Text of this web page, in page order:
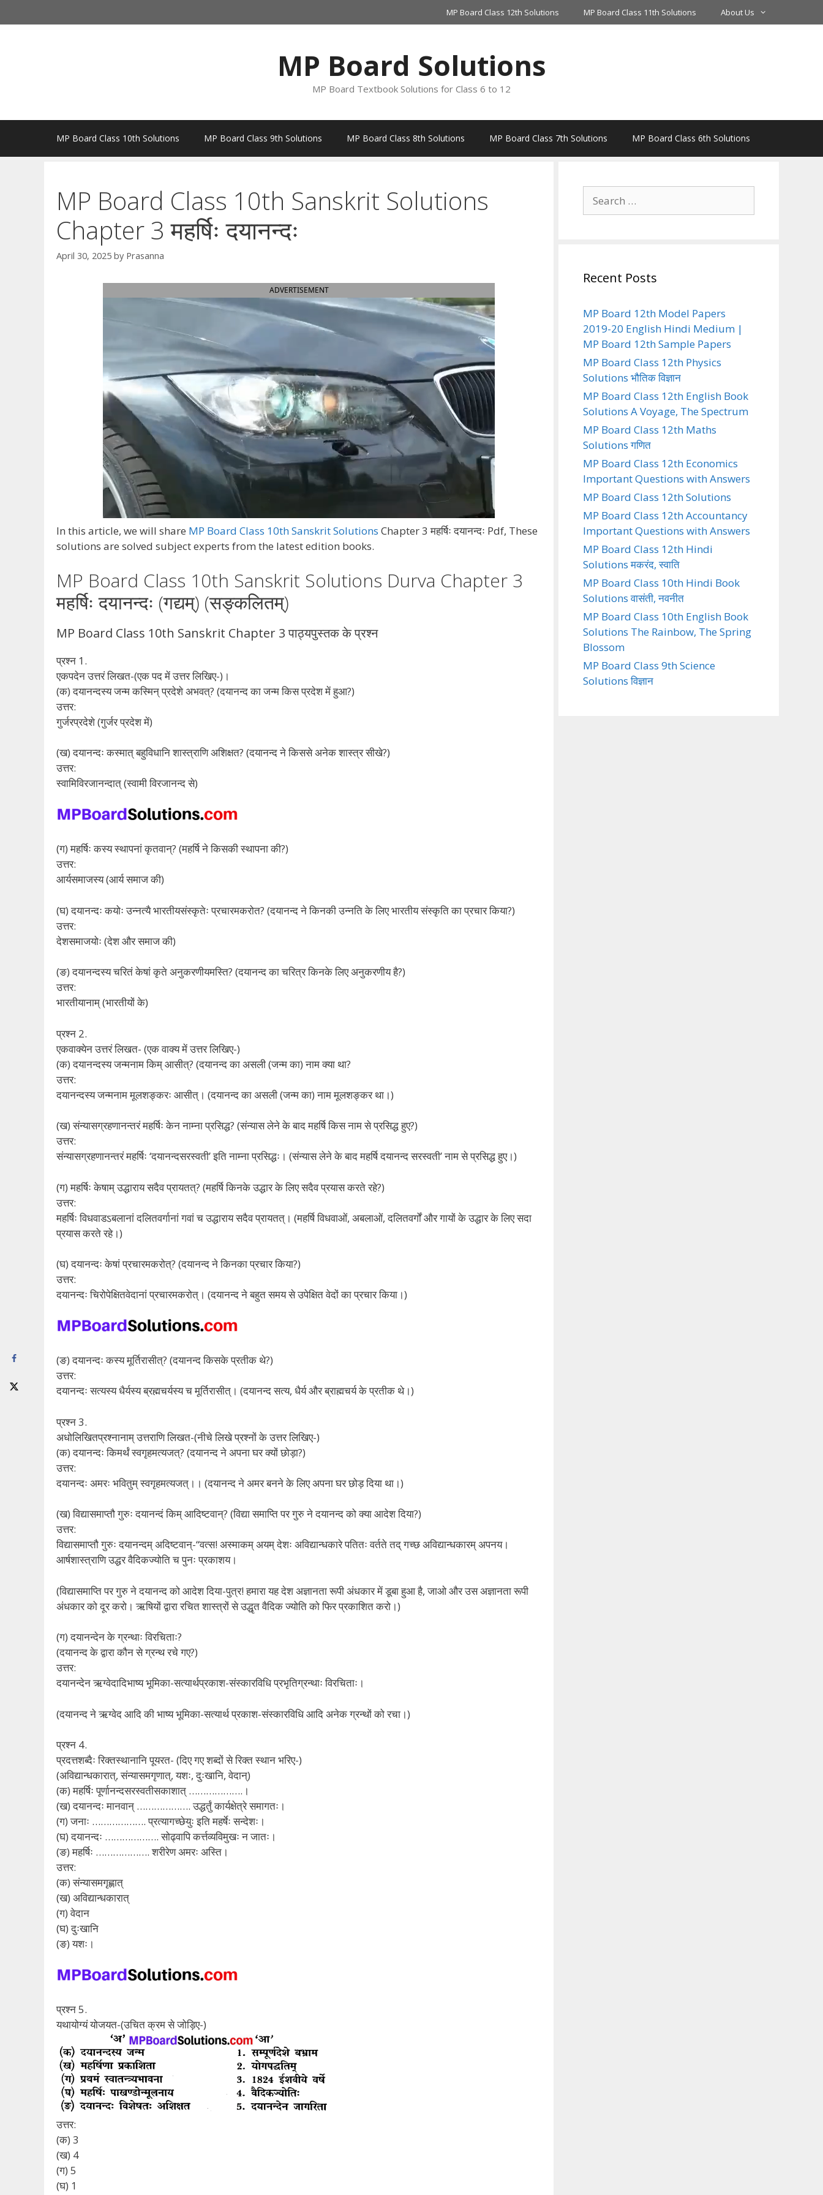
to
MP Board Class 12th Solutions MP Board Class 11th Solutions About Us
MP Board Solutions
MP Board Textbook Solutions for Class 6 to 12
MP Board Class 10th Solutions MP Board Class 9th Solutions MP Board Class 8th Solutions MP Board Class 7th Solutions MP Board Class 6th Solutions
MP Board Class 10th Sanskrit Solutions
Chapter 3 महर्षिः दयानन्दः
April 30, 2025 by Prasanna
ADVERTISEMENT
In this article, we will share MP Board Class 10th Sanskrit Solutions Chapter 3 महर्षिः दयानन्दः Pdf, These
solutions are solved subject experts from the latest edition books.
MP Board Class 10th Sanskrit Solutions Durva Chapter 3
महर्षिः दयानन्दः (गद्यम्) (सङ्कलितम्)
MP Board Class 10th Sanskrit Chapter 3 पाठ्यपुस्तक के प्रश्न
प्रश्न 1.
एकपदेन उत्तरं लिखत-(एक पद में उत्तर लिखिए-)।
(क) दयानन्दस्य जन्म कस्मिन् प्रदेशे अभवत्? (दयानन्द का जन्म किस प्रदेश में हुआ?)
उत्तर:
गुर्जरप्रदेशे (गुर्जर प्रदेश में)
(ख) दयानन्दः कस्मात् बहुविधानि शास्त्राणि अशिक्षत? (दयानन्द ने किससे अनेक शास्त्र सीखे?)
उत्तर:
स्वामिविरजानन्दात् (स्वामी विरजानन्द से)
(ग) महर्षिः कस्य स्थापनां कृतवान्? (महर्षि ने किसकी स्थापना की?)
उत्तर:
आर्यसमाजस्य (आर्य समाज की)
(घ) दयानन्दः कयोः उन्नत्यै भारतीयसंस्कृतेः प्रचारमकरोत? (दयानन्द ने किनकी उन्नति के लिए भारतीय संस्कृति का प्रचार किया?)
उत्तर:
देशसमाजयोः (देश और समाज की)
(ङ) दयानन्दस्य चरितं केषां कृते अनुकरणीयमस्ति? (दयानन्द का चरित्र किनके लिए अनुकरणीय है?)
उत्तर:
भारतीयानाम् (भारतीयों के)
प्रश्न 2.
एकवाक्येन उत्तरं लिखत- (एक वाक्य में उत्तर लिखिए-)
(क) दयानन्दस्य जन्मनाम किम् आसीत्? (दयानन्द का असली (जन्म का) नाम क्या था?
उत्तर:
दयानन्दस्य जन्मनाम मूलशङ्करः आसीत्। (दयानन्द का असली (जन्म का) नाम मूलशङ्कर था।)
(ख) संन्यासग्रहणानन्तरं महर्षिः केन नाम्ना प्रसिद्ध? (संन्यास लेने के बाद महर्षि किस नाम से प्रसिद्ध हुए?)
उत्तर:
संन्यासग्रहणानन्तरं महर्षिः ‘दयानन्दसरस्वती’ इति नाम्ना प्रसिद्धः। (संन्यास लेने के बाद महर्षि दयानन्द सरस्वती’ नाम से प्रसिद्ध हुए।)
(ग) महर्षिः केषाम् उद्धाराय सदैव प्रायतत्? (महर्षि किनके उद्धार के लिए सदैव प्रयास करते रहे?)
उत्तर:
महर्षिः विधवाडऽबलानां दलितवर्गानां गवां च उद्धाराय सदैव प्रायतत्। (महर्षि विधवाओं, अबलाओं, दलितवर्गों और गायों के उद्धार के लिए सदा
प्रयास करते रहे।)
(घ) दयानन्दः केषां प्रचारमकरोत्? (दयानन्द ने किनका प्रचार किया?)
उत्तर:
दयानन्दः चिरोपेक्षितवेदानां प्रचारमकरोत्। (दयानन्द ने बहुत समय से उपेक्षित वेदों का प्रचार किया।)
(ङ) दयानन्दः कस्य मूर्तिरासीत्? (दयानन्द किसके प्रतीक थे?)
उत्तर:
दयानन्दः सत्यस्य धैर्यस्य ब्रह्मचर्यस्य च मूर्तिरासीत्। (दयानन्द सत्य, धैर्य और ब्राह्मचर्य के प्रतीक थे।)
प्रश्न 3.
अधोलिखितप्रश्नानाम् उत्तराणि लिखत-(नीचे लिखे प्रश्नों के उत्तर लिखिए-)
(क) दयानन्दः किमर्थं स्वगृहमत्यजत्? (दयानन्द ने अपना घर क्यों छोड़ा?)
उत्तर:
दयानन्दः अमरः भवितुम् स्वगृहमत्यजत्।। (दयानन्द ने अमर बनने के लिए अपना घर छोड़ दिया था।)
(ख) विद्यासमाप्तौ गुरुः दयानन्दं किम् आदिष्टवान्? (विद्या समाप्ति पर गुरु ने दयानन्द को क्या आदेश दिया?)
उत्तर:
विद्यासमाप्तौ गुरुः दयानन्दम् अदिष्टवान्-“वत्स! अस्माकम् अयम् देशः अविद्यान्धकारे पतितः वर्तते तद् गच्छ अविद्यान्धकारम् अपनय।
आर्षशास्त्राणि उद्धर वैदिकज्योति च पुनः प्रकाशय।
(विद्यासमाप्ति पर गुरु ने दयानन्द को आदेश दिया-पुत्र! हमारा यह देश अज्ञानता रूपी अंधकार में डूबा हुआ है, जाओ और उस अज्ञानता रूपी
अंधकार को दूर करो। ऋषियों द्वारा रचित शास्त्रों से उद्धृत वैदिक ज्योति को फिर प्रकाशित करो।)
(ग) दयानन्देन के ग्रन्थाः विरचिताः?
(दयानन्द के द्वारा कौन से ग्रन्थ रचे गए?)
उत्तर:
दयानन्देन ऋग्वेदादिभाष्य भूमिका-सत्यार्थप्रकाश-संस्कारविधि प्रभृतिग्रन्थाः विरचिताः।
(दयानन्द ने ऋग्वेद आदि की भाष्य भूमिका-सत्यार्थ प्रकाश-संस्कारविधि आदि अनेक ग्रन्थों को रचा।)
प्रश्न 4.
प्रदत्तशब्दैः रिक्तस्थानानि पूयरत- (दिए गए शब्दों से रिक्त स्थान भरिए-)
(अविद्यान्धकारात्, संन्यासमगृणात्, यशः, दुःखानि, वेदान्)
(क) महर्षिः पूर्णानन्दसरस्वतीसकाशात् ……………….।
(ख) दयानन्दः मानवान् ………………. उद्धर्तुं कार्यक्षेत्रे समागतः।
(ग) जनाः ………………. प्रत्यागच्छेयुः इति महर्षेः सन्देशः।
(घ) दयानन्दः ………………. सोढ्वापि कर्त्तव्यविमुखः न जातः।
(ङ) महर्षिः ………………. शरीरेण अमरः अस्ति।
उत्तर:
(क) संन्यासमगृह्णात्
(ख) अविद्यान्धकारात्
(ग) वेदान
(घ) दुःखानि
(ङ) यशः।
प्रश्न 5.
यथायोग्यं योजयत-(उचित क्रम से जोड़िए-)
उत्तर:
(क) 3
(ख) 4
(ग) 5
(घ) 1
for:
Recent Posts
MP Board 12th Model Papers
2019-20 English Hindi Medium |
MP Board 12th Sample Papers
MP Board Class 12th Physics
Solutions भौतिक विज्ञान
MP Board Class 12th English Book
Solutions A Voyage, The Spectrum
MP Board Class 12th Maths
Solutions गणित
MP Board Class 12th Economics
Important Questions with Answers
MP Board Class 12th Solutions
MP Board Class 12th Accountancy
Important Questions with Answers
MP Board Class 12th Hindi
Solutions मकरंद, स्वाति
MP Board Class 10th Hindi Book
Solutions वासंती, नवनीत
MP Board Class 10th English Book
Solutions The Rainbow, The Spring
Blossom
MP Board Class 9th Science
Solutions विज्ञान